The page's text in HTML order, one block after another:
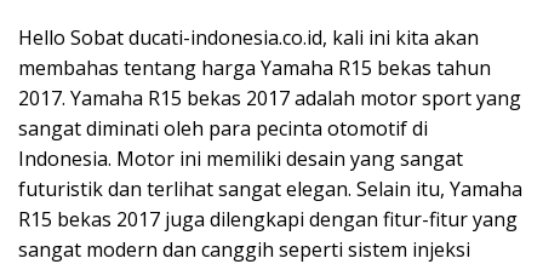
Hello Sobat ducati-indonesia.co.id, kali ini kita akan
membahas tentang harga Yamaha R15 bekas tahun
2017. Yamaha R15 bekas 2017 adalah motor sport yang
sangat diminati oleh para pecinta otomotif di
Indonesia. Motor ini memiliki desain yang sangat
futuristik dan terlihat sangat elegan. Selain itu, Yamaha
R15 bekas 2017 juga dilengkapi dengan fitur-fitur yang
sangat modern dan canggih seperti sistem injeksi